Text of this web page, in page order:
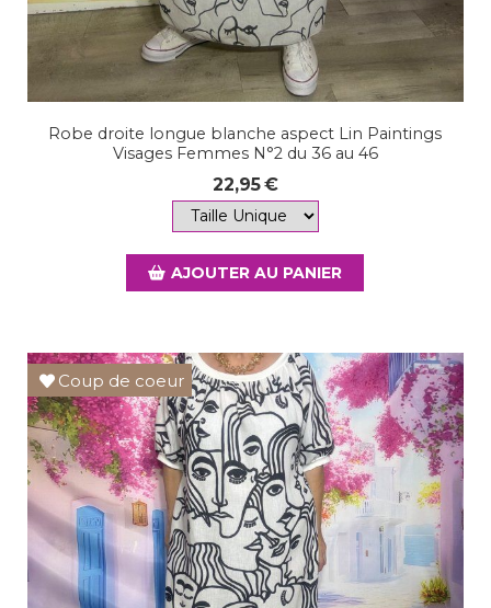
Robe droite longue blanche aspect Lin Paintings
Visages Femmes N°2 du 36 au 46
22,95€
AJOUTER AU PANIER
Coup de coeur